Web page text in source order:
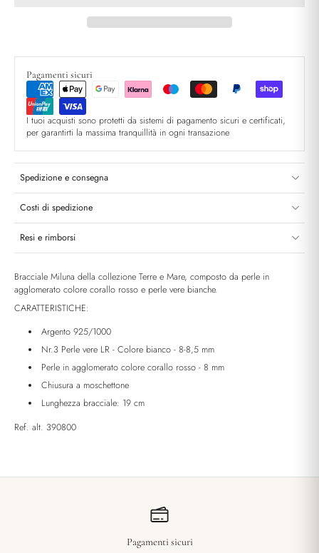
Pagamenti sicuri
I tuoi acquisti sono protetti da sistemi di pagamento sicuri e certificati,
per garantirti la massima tranquillità in ogni transazione
Spedizione e consegna
Costi di spedizione
Resi e rimborsi
Bracciale Miluna della collezione Terre e Mare, composto da perle in
agglomerato colore corallo rosso e perle vere bianche.
CARATTERISTICHE:
Argento 925/1000
Nr.3 Perle vere LR - Colore bianco - 8-8,5 mm
Perle in agglomerato colore corallo rosso - 8 mm
Chiusura a moschettone
Lunghezza bracciale: 19 cm
Ref. alt. 390800
Pagamenti sicuri